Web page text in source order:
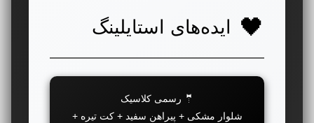
ایده‌های استایلینگ
🤵 رسمی کلاسیک
شلوار مشکی + پیراهن سفید + کت تیره +